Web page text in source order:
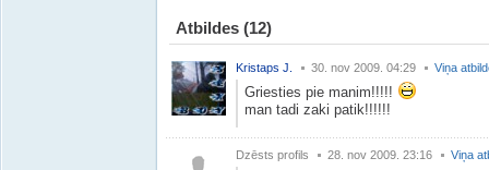
Atbildes (12)
Kristaps J. 30. nov 2009. 04:29 Viņa
Griesties pie manim!!!!!
man tadi zaki patik!!!!!!
Dzēsts profils 28. nov 2009. 23:16 Viņa